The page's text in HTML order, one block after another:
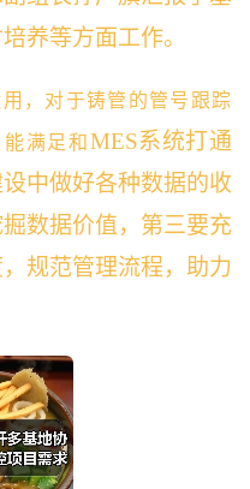
养等方面工作。
，对于铸管的管号跟踪
满足和MES系统打通
中做好各种数据的收
数据价值，第三要充
规范管理流程，助力